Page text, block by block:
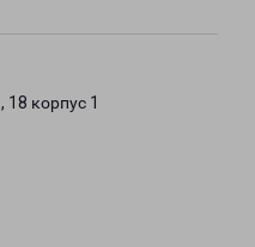
корпус 1